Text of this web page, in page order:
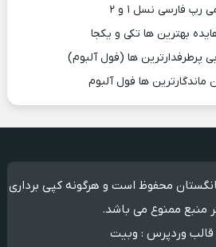
محفوظ است و هرگونه کپی برداری
منبع ممنوع می باشد.
قالب وردپرس : وبیت